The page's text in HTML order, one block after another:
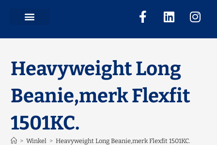
Heavyweight Long
Beanie,merk Flexfit
1501KC.
> Winkel > Heavyweight Long Beanie,merk Flexfit 1501KC.